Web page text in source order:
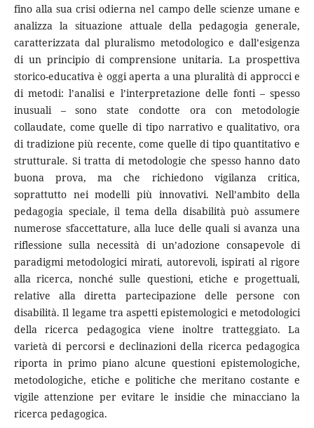
fino alla sua crisi odierna nel campo delle scienze umane e
analizza la situazione attuale della pedagogia generale,
caratterizzata dal pluralismo metodologico e dall’esigenza
di un principio di comprensione unitaria. La prospettiva
storico-educativa è oggi aperta a una pluralità di approcci e
di metodi: l’analisi e l’interpretazione delle fonti – spesso
inusuali – sono state condotte ora con metodologie
collaudate, come quelle di tipo narrativo e qualitativo, ora
di tradizione più recente, come quelle di tipo quantitativo e
strutturale. Si tratta di metodologie che spesso hanno dato
buona prova, ma che richiedono vigilanza critica,
soprattutto nei modelli più innovativi. Nell’ambito della
pedagogia speciale, il tema della disabilità può assumere
numerose sfaccettature, alla luce delle quali si avanza una
riflessione sulla necessità di un’adozione consapevole di
paradigmi metodologici mirati, autorevoli, ispirati al rigore
alla ricerca, nonché sulle questioni, etiche e progettuali,
relative alla diretta partecipazione delle persone con
disabilità. Il legame tra aspetti epistemologici e metodologici
della ricerca pedagogica viene inoltre tratteggiato. La
varietà di percorsi e declinazioni della ricerca pedagogica
riporta in primo piano alcune questioni epistemologiche,
metodologiche, etiche e politiche che meritano costante e
vigile attenzione per evitare le insidie che minacciano la
ricerca pedagogica.